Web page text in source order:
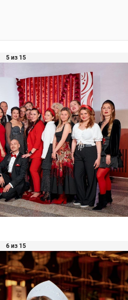
5 из 15
6 из 15